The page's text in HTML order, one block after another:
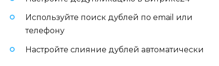
Используйте поиск дублей по email или
телефону
Настройте слияние дублей автоматически